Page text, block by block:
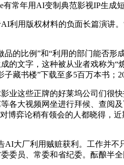
有常年用AI变制典范影视IP生成
用版权材料的负面长篇演讲。“
比例”和“利用的部门能否形成
的文字，这种被从业者戏称为“
藏书楼”下载至多5百万本书；
这些正牌的好莱坞公司们很快
各大视频网坐进行拜候、查阅
博弈论稍有领会的人都晓得，
大厂利用贼赃获利。工作并不
委员、常委和省纪委。酝酿半全